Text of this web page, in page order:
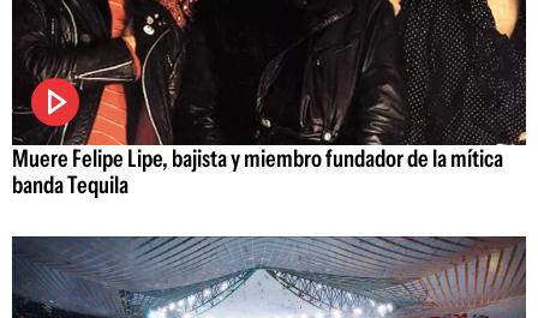
Muere Felipe Lipe, bajista y miembro fundador de la mítica
banda Tequila